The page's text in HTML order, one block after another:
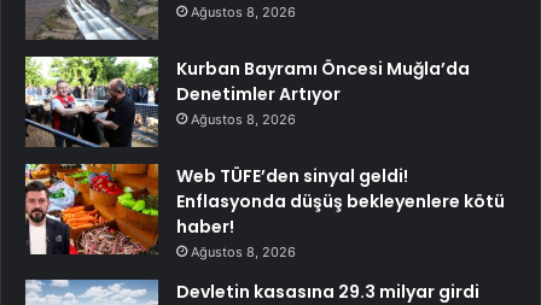
Ağustos 8, 2026
Kurban Bayramı Öncesi Muğla’da
Denetimler Artıyor
Ağustos 8, 2026
Web TÜFE’den sinyal geldi!
Enflasyonda düşüş bekleyenlere kötü
haber!
Ağustos 8, 2026
Devletin kasasına 29.3 milyar girdi